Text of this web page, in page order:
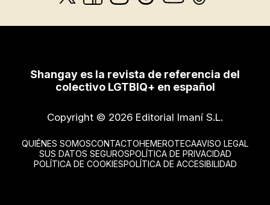
Shangay es la revista de referencia del
colectivo LGTBIQ+ en español
Copyright © 2026 Editorial Imaní S.L.
QUIÉNES SOMOSCONTACTOHEMEROTECAAVISO LEGAL
SUS DATOS SEGUROSPOLÍTICA DE PRIVACIDAD
POLÍTICA DE COOKIESPOLÍTICA DE ACCESIBILIDAD